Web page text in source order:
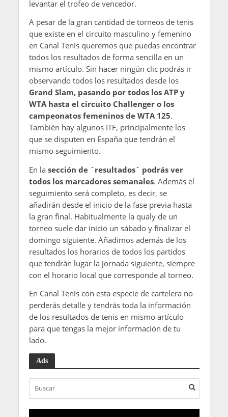
levantar el trofeo de vencedor.
A pesar de la gran cantidad de torneos de tenis
que existe en el circuito masculino y femenino
en Canal Tenis queremos que puedas encontrar
todos los resultados de forma sencilla en un
mismo artículo. Sin hacer ningún clic podrás ir
observando todos los resultados desde los
Grand Slam, pasando por todos los ATP y
WTA hasta el circuito Challenger o los
campeonatos femeninos de WTA 125.
También hay algunos ITF, principalmente los
que se disputen en España que tendrán el
mismo seguimiento.
En la sección de `resultados´ podrás ver
todos los marcadores semanales. Además el
seguimiento será completo, es decir, se
añadirán desde el inicio de la fase previa hasta
la gran final. Habitualmente la qualy de un
torneo suele dar inicio un sábado y finalizar el
domingo siguiente. Añadimos además de los
resultados los horarios de todos los partidos
que tendrán lugar la jornada siguiente, siempre
con el horario local que corresponde al torneo.
En Canal Tenis con esta especie de cartelera no
perderás detalle y tendrás toda la información
de los resultados de tenis en mismo artículo
para que tengas la mejor información de tu
lado.
Ads